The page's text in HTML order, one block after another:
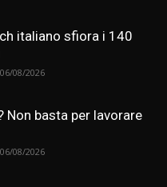
italiano sfiora i 140
06/08/2026
Non basta per lavorare
06/08/2026